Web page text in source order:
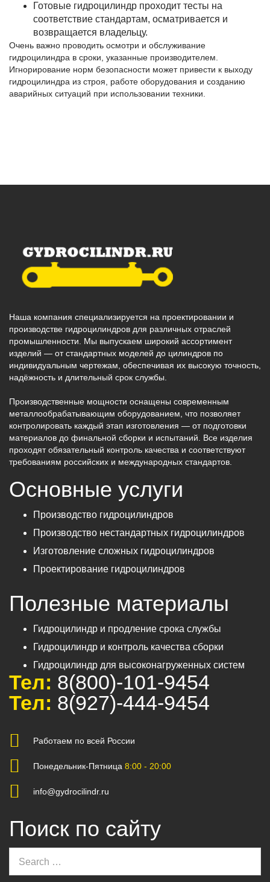
Готовые гидроцилиндр проходит тесты на
соответствие стандартам, осматривается и
возвращается владельцу.
Очень важно проводить осмотри и обслуживание
гидроцилиндра в сроки, указанные производителем.
Игнорирование норм безопасности может привести к выходу
гидроцилиндра из строя, работе оборудования и созданию
аварийных ситуаций при использовании техники.
Наша компания специализируется на проектировании и
производстве гидроцилиндров для различных отраслей
промышленности. Мы выпускаем широкий ассортимент
изделий — от стандартных моделей до цилиндров по
индивидуальным чертежам, обеспечивая их высокую точность,
надёжность и длительный срок службы.
Производственные мощности оснащены современным
металлообрабатывающим оборудованием, что позволяет
контролировать каждый этап изготовления — от подготовки
материалов до финальной сборки и испытаний. Все изделия
проходят обязательный контроль качества и соответствуют
требованиям российских и международных стандартов.
Основные услуги
Производство гидроцилиндров
Производство нестандартных гидроцилиндров
Изготовление сложных гидроцилиндров
Проектирование гидроцилиндров
Полезные материалы
Гидроцилиндр и продление срока службы
Гидроцилиндр и контроль качества сборки
Гидроцилиндр для высоконагруженных систем
Тел: 8(800)-101-9454
Тел: 8(927)-444-9454
Работаем по всей России
Понедельник-Пятница 8:00 - 20:00
info@gydrocilindr.ru
Поиск по сайту